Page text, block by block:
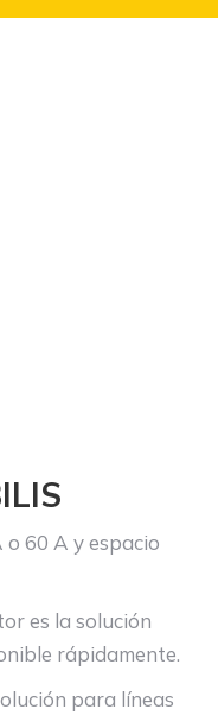
o 60 A y espacio
es la solución
rápidamente.
para líneas